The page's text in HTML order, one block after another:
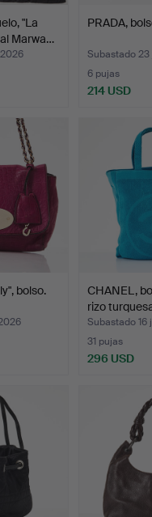
"La
Marwa…
PRADA,
Subastado
6 pujas
214 USD
bolso.
CHANEL,
rizo
Subastado 16
31 pujas
296 USD